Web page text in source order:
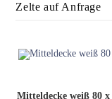
Zelte auf Anfrage
Mitteldecke weiß 80